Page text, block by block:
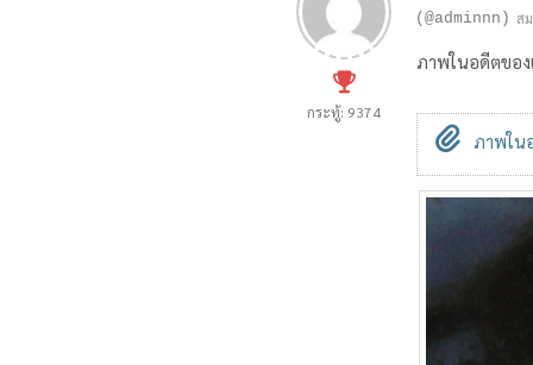
กระทู้: 9374
(@adminnn) ส
ภาพในอดีตขอ
ภาพใน